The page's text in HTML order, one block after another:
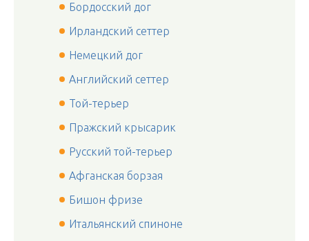
Бордосский дог
Ирландский сеттер
Немецкий дог
Английский сеттер
Той-терьер
Пражский крысарик
Русский той-терьер
Афганская борзая
Бишон фризе
Итальянский спиноне